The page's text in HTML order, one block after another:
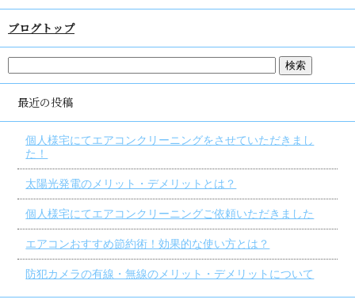
ブログトップ
最近の投稿
個人様宅にてエアコンクリーニングをさせていただきまし
た！
太陽光発電のメリット・デメリットとは？
個人様宅にてエアコンクリーニングご依頼いただきました
エアコンおすすめ節約術！効果的な使い方とは？
防犯カメラの有線・無線のメリット・デメリットについて